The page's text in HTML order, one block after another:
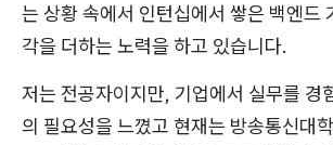
는 상황 속에서 인턴십에서 쌓은 백엔드
각을 더하는 노력을 하고 있습니다.
저는 전공자이지만, 기업에서 실무를 경
의 필요성을 느꼈고 현재는 방송통신대